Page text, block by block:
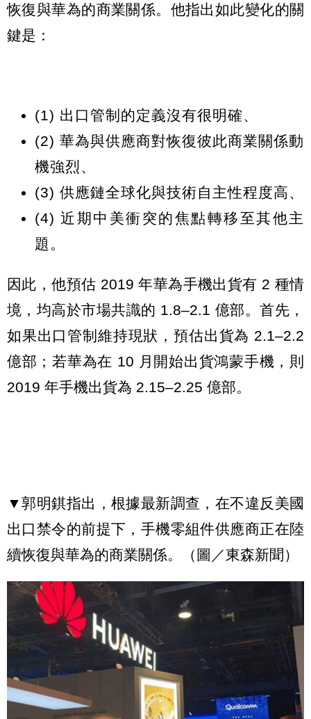
恢復與華為的商業關係。他指出如此變化的關
鍵是：
(1) 出口管制的定義沒有很明確、
(2) 華為與供應商對恢復彼此商業關係動
機強烈、
(3) 供應鏈全球化與技術自主性程度高、
(4) 近期中美衝突的焦點轉移至其他主
題。
因此，他預估 2019 年華為手機出貨有 2 種情
境，均高於市場共識的 1.8–2.1 億部。首先，
如果出口管制維持現狀，預估出貨為 2.1–2.2
億部；若華為在 10 月開始出貨鴻蒙手機，則
2019 年手機出貨為 2.15–2.25 億部。
▼郭明錤指出，根據最新調查，在不違反美國
出口禁令的前提下，手機零組件供應商正在陸
續恢復與華為的商業關係。（圖／東森新聞）